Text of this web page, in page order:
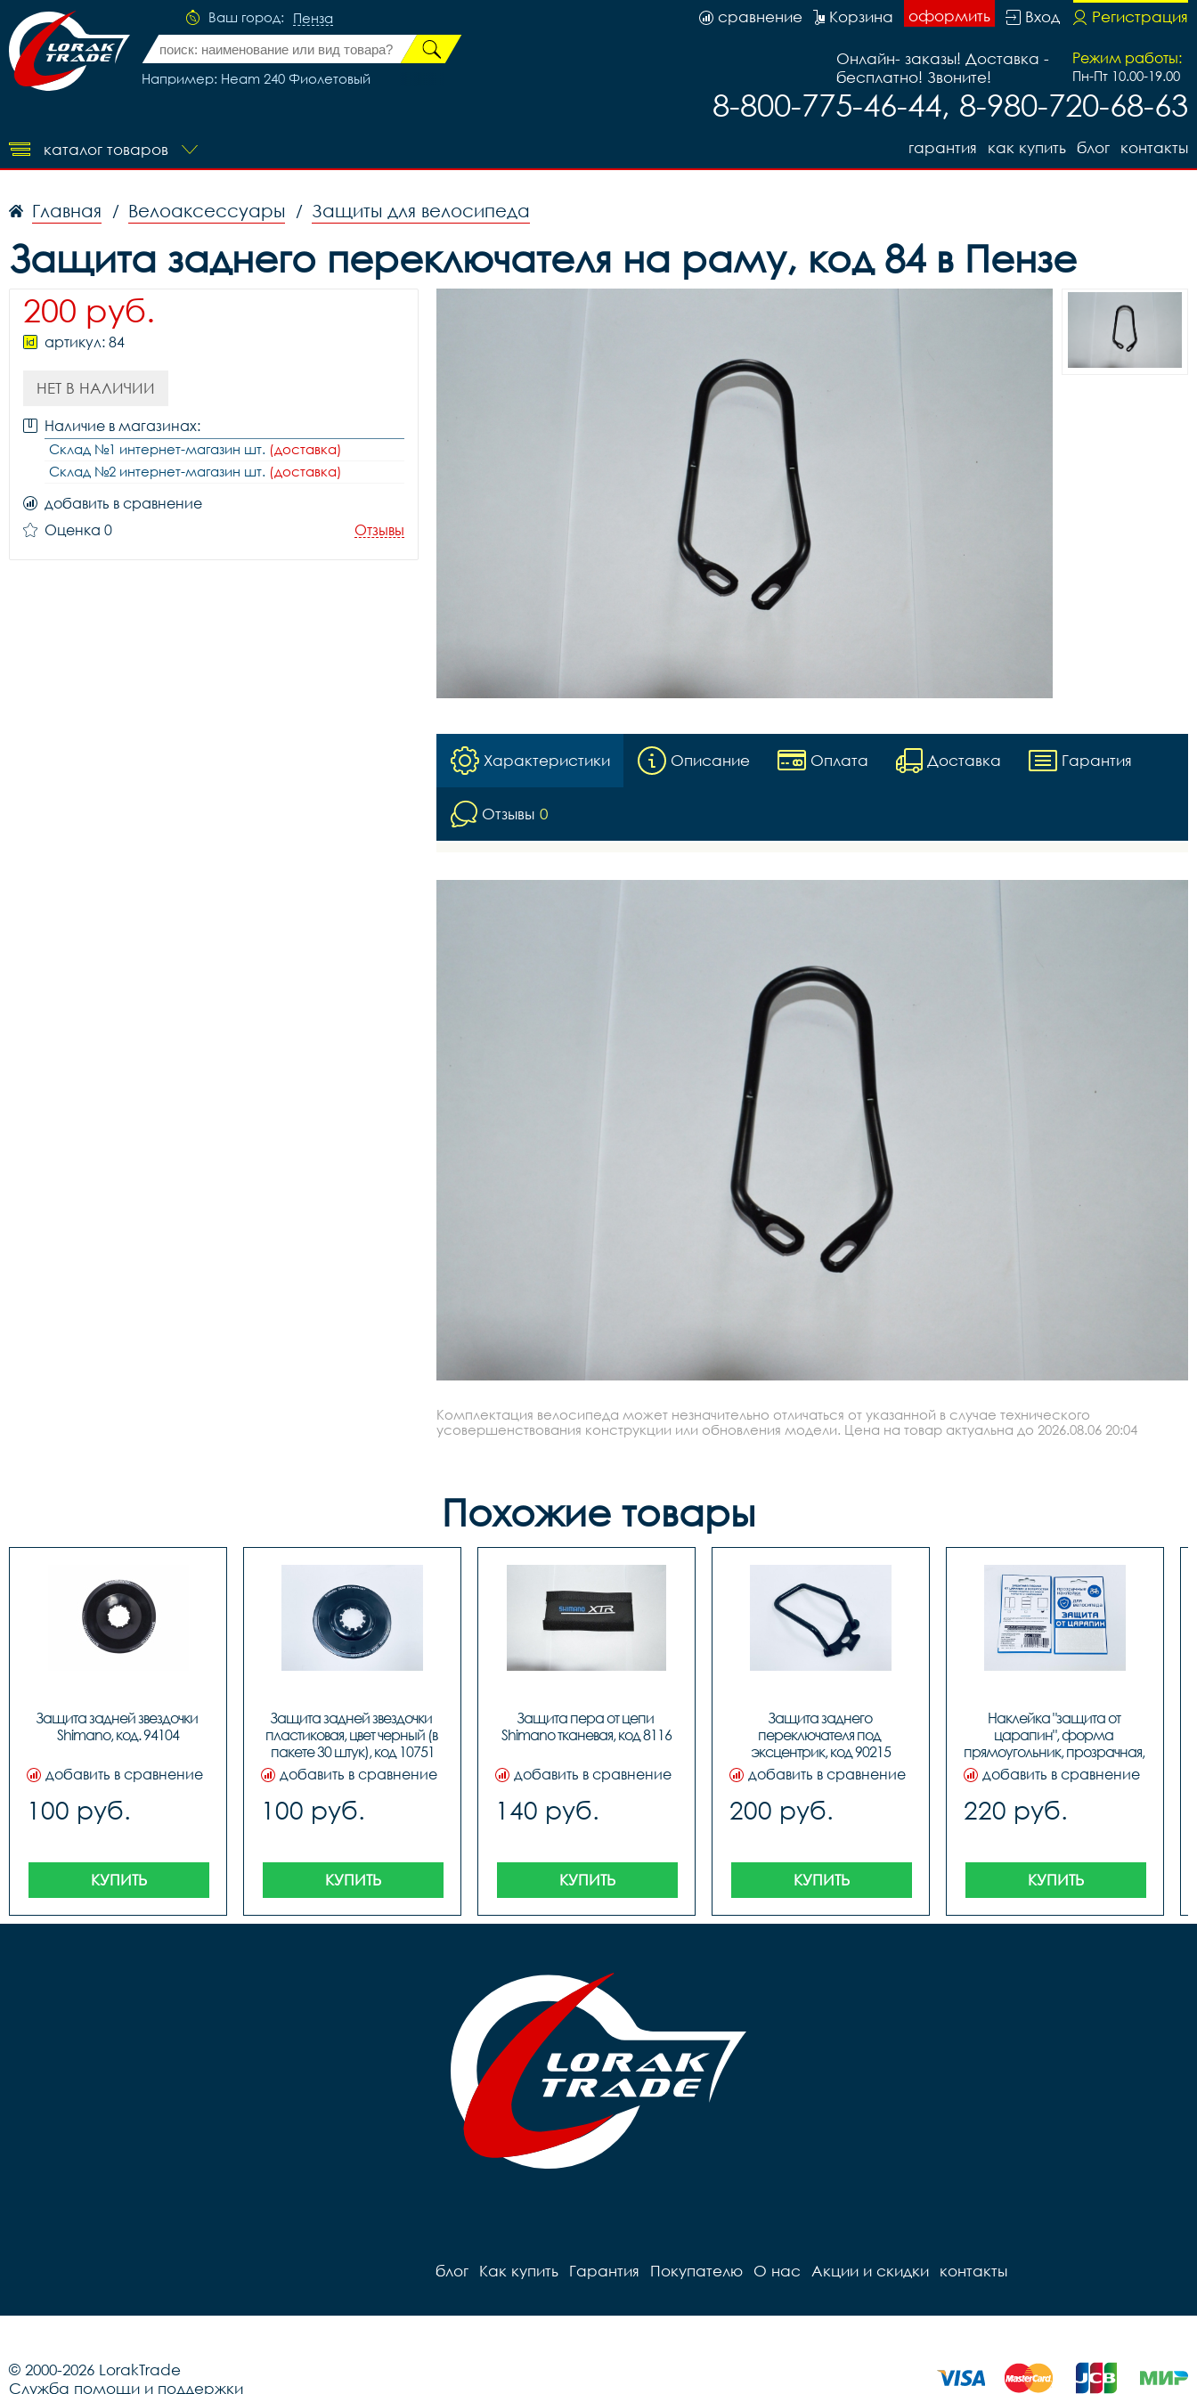
Ваш город: Пенза
Например: Heam 240 Фиолетовый
Регистрация
Вход
оформить
Корзина
сравнение
Режим работы:
Пн-Пт 10.00-19.00
Онлайн- заказы! Доставка -
бесплатно! Звоните!
8-800-775-46-44, 8-980-720-68-63
каталог товаров контакты
блог
как купить
гарантия
Главная / Велоаксессуары / Защиты для велосипеда
Защита заднего переключателя на раму, код 84 в Пензе
200 руб.
артикул: 84
НЕТ В НАЛИЧИИ
Наличие в магазинах:
Склад №1 интернет-магазин шт. (доставка)
Склад №2 интернет-магазин шт. (доставка)
добавить в сравнение
Оценка 0
Отзывы
Характеристики Описание Оплата Доставка Гарантия
Отзывы 0
Комплектация велосипеда может незначительно отличаться от указанной в случае технического
усовершенствования конструкции или обновления модели. Цена на товар актуальна до 2026.08.06 20:04
Похожие товары
Защита задней звездочки
Shimano, код. 94104
добавить в сравнение
100 руб.
КУПИТЬ
Защита задней звездочки
пластиковая, цвет черный (в
пакете 30 штук), код 10751
добавить в сравнение
100 руб.
КУПИТЬ
Защита пера от цепи
Shimano тканевая, код 8116
добавить в сравнение
140 руб.
КУПИТЬ
Защита заднего
переключателя под
эксцентрик, код 90215
добавить в сравнение
200 руб.
КУПИТЬ
Наклейка "защита от
царапин", форма
прямоугольник, прозрачная,
100х85 мм, код 555702
добавить в сравнение
220 руб.
КУПИТЬ
блог Как купить Гарантия Покупателю О нас Акции и скидки контакты
© 2000-2026 LorakTrade
Служба помощи и поддержки